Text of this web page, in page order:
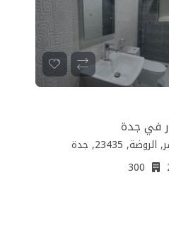
في جدة
23435, جدة
300